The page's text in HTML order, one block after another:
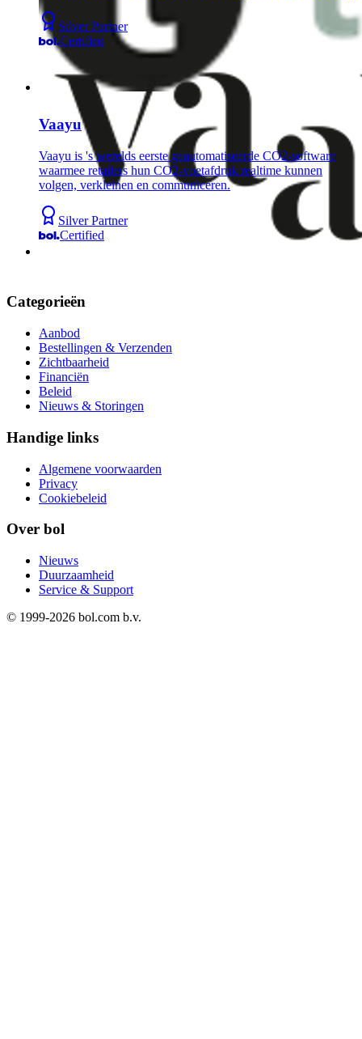
Silver Partner
Certified
Vaayu
Vaayu is 's werelds eerste geautomatiseerde CO2-software
waarmee retailers hun CO2-voetafdruk realtime kunnen
volgen, verkleinen en communiceren.
Silver Partner
Certified
Categorieën
Aanbod
Bestellingen & Verzenden
Zichtbaarheid
Financiën
Beleid
Nieuws & Storingen
Handige links
Algemene voorwaarden
Privacy
Cookiebeleid
Over bol
Nieuws
Duurzaamheid
Service & Support
© 1999-2026 bol.com b.v.